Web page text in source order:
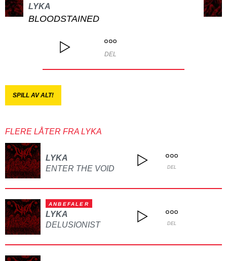
LYKA
BLOODSTAINED
DEL
SPILL AV ALT!
FLERE LÅTER FRA LYKA
LYKA
ENTER THE VOID
DEL
ANBEFALER
LYKA
DELUSIONIST
DEL